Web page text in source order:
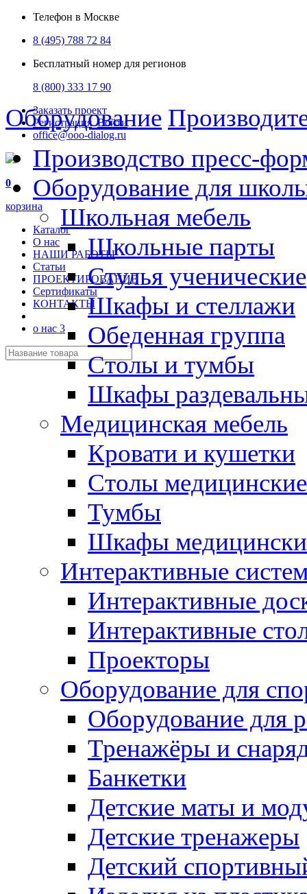
Телефон в Москве
8 (495) 788 72 84
Бесплатный номер для регионов
8 (800) 333 17 90
Заказать проект
Регистрация Войти
office@ooo-dialog.ru
0
корзина
Каталог
О нас
НАШИ РАБОТЫ
Статьи
ПРОЕКТИРОВАНИЕ
Сертификаты
КОНТАКТЫ
о нас 3
Оборудование
Производство пресс-
Оборудование для
Школьная мебель
Школьные парты
Стулья ученические
Шкафы и стеллажи
Обеденная группа
Столы и тумбы
Шкафы
Медицинская мебель
Кровати и кушетки
Столы медицинские
Тумбы
Шкафы
Интерактивные
Интерактивные
Интерактивные
Проекторы
Оборудование для
Оборудование для
Тренажёры и
Банкетки
Детские маты и
Детские тренажеры
Детский